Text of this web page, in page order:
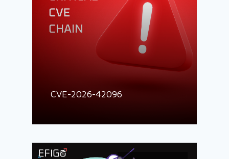
CVE-2026-42096